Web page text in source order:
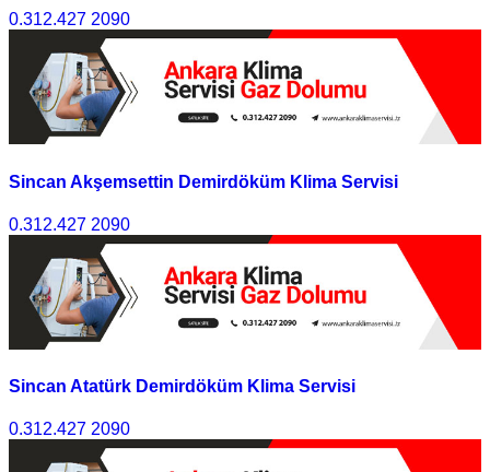
0.312.427 2090
Sincan Akşemsettin Demirdöküm Klima Servisi
0.312.427 2090
Sincan Atatürk Demirdöküm Klima Servisi
0.312.427 2090